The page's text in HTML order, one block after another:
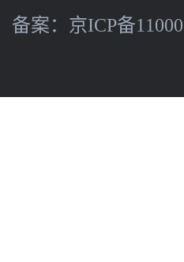
备案： 京ICP备